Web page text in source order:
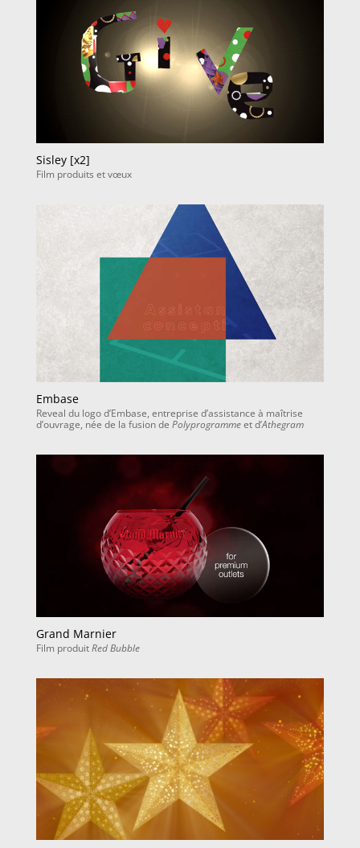
Sisley [x2]
Film produits et vœux
Embase
Reveal du logo d’Embase, entreprise d’assistance à maîtrise
d’ouvrage, née de la fusion de Polyprogrammeet d’Athegram
Grand Marnier
Film produitRed Bubble